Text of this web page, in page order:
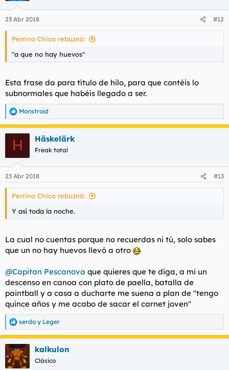
e
s
23 Abr 2018 #12
Perrino Chico rebuznó:
"a que no hay huevos"
Esta frase da para título de hilo, para que contéis lo
subnormales que habéis llegado a ser.
R
e
a
e
s
Monstroid
H Häskelärk
Freak total
23 Abr 2018 #13
Perrino Chico rebuznó:
Y así toda la noche.
La cual no cuentas porque no recuerdas ni tú, solo sabes
que un no hay huevos llevó a otro
@Capitan Pescanova que quieres que te diga, a mi un
descenso en canoa con plato de paella, batalla de
paintball y a casa a ducharte me suena a plan de "tengo
quince años y me acabo de sacar el carnet joven"
R
e
a
c
c
i
serdo y Leger
kalkulon
Clásico